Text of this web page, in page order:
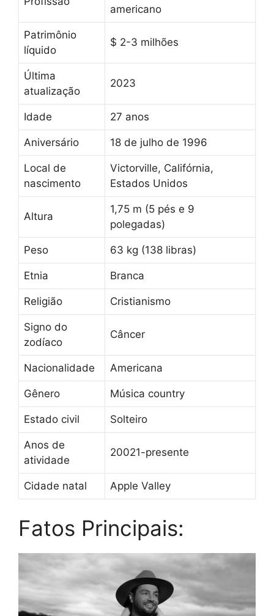
americano
Patrimônio
líquido
$ 2-3 milhões
Última
atualização
2023
Idade 27 anos
Aniversário 18 de julho de 1996
Local de
nascimento
Victorville, Califórnia,
Estados Unidos
Altura
1,75 m (5 pés e 9
polegadas)
Peso 63 kg (138 libras)
Etnia Branca
Religião Cristianismo
Signo do
zodíaco
Câncer
Nacionalidade Americana
Gênero Música country
Estado civil Solteiro
Anos de
atividade
20021-presente
Cidade natal Apple Valley
Fatos Principais: